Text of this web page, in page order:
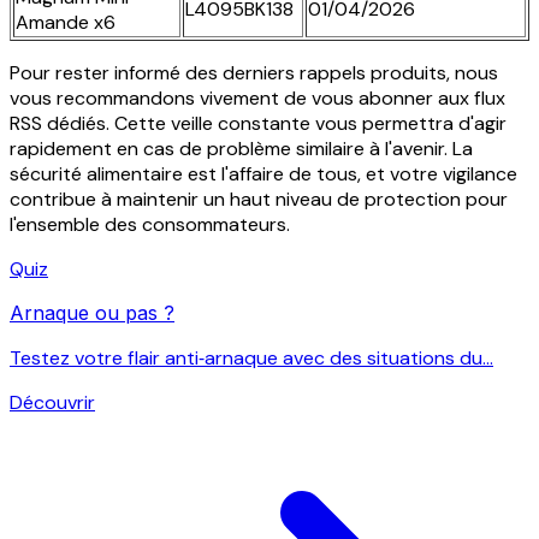
Amande x6
L4095BK138 01/04/2026
Pour rester informé des derniers rappels produits, nous
vous recommandons vivement de vous abonner aux flux
RSS dédiés. Cette veille constante vous permettra d'agir
rapidement en cas de problème similaire à l'avenir. La
sécurité alimentaire est l'affaire de tous, et votre vigilance
contribue à maintenir un haut niveau de protection pour
l'ensemble des consommateurs.
Quiz
Arnaque ou pas ?
Testez votre flair anti‑arnaque avec des situations du...
Découvrir